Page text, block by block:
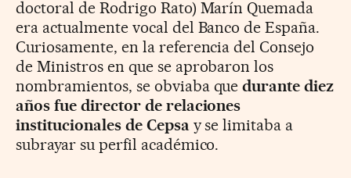
doctoral de Rodrigo Rato) Marín Quemada
era actualmente vocal del Banco de España.
Curiosamente, en la referencia del Consejo
de Ministros en que se aprobaron los
nombramientos, se obviaba quedurante diez
años fue director de relaciones
institucionales de Cepsa y se limitaba a
subrayar su perfil académico.